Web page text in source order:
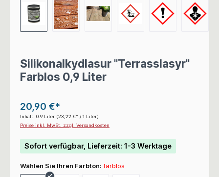
Silikonalkydlasur "Terrasslasyr"
Farblos 0,9 Liter
20,90 €*
Inhalt: 0.9 Liter (23,22 €* / 1 Liter)
Preise inkl. MwSt. zzgl. Versandkosten
Sofort verfügbar, Lieferzeit: 1-3 Werktage
Wählen Sie Ihren Farbton: farblos